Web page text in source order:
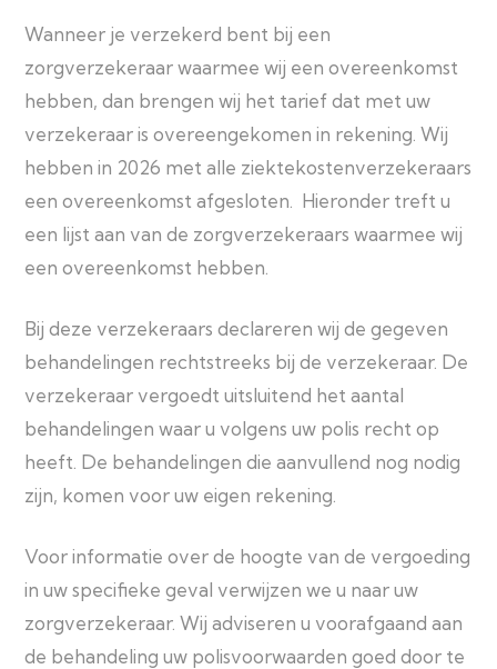
Wanneer je verzekerd bent bij een
zorgverzekeraar waarmee wij een overeenkomst
hebben, dan brengen wij het tarief dat met uw
verzekeraar is overeengekomen in rekening. Wij
hebben in 2026 met alle ziektekostenverzekeraars
een overeenkomst afgesloten. Hieronder treft u
een lijst aan van de zorgverzekeraars waarmee wij
een overeenkomst hebben.
Bij deze verzekeraars declareren wij de gegeven
behandelingen rechtstreeks bij de verzekeraar. De
verzekeraar vergoedt uitsluitend het aantal
behandelingen waar u volgens uw polis recht op
heeft. De behandelingen die aanvullend nog nodig
zijn, komen voor uw eigen rekening.
Voor informatie over de hoogte van de vergoeding
in uw specifieke geval verwijzen we u naar uw
zorgverzekeraar. Wij adviseren u voorafgaand aan
de behandeling uw polisvoorwaarden goed door te